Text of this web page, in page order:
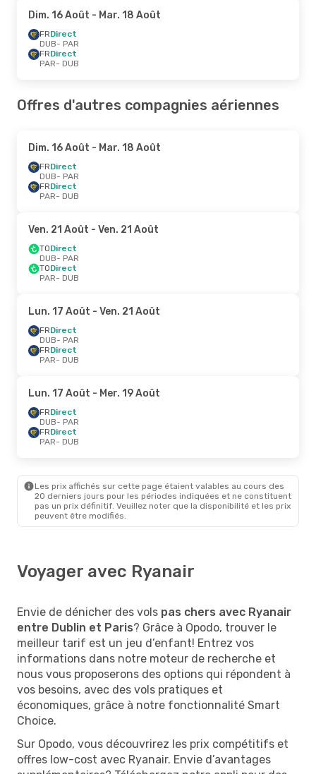
Dim. 16 Août - Mar. 18 Août
FRDirect
DUB- PAR
FRDirect
PAR- DUB
Offres d'autres compagnies aériennes
Dim. 16 Août - Mar. 18 Août
FRDirect
DUB- PAR
FRDirect
PAR- DUB
Ven. 21 Août - Ven. 21 Août
TODirect
DUB- PAR
TODirect
PAR- DUB
Lun. 17 Août - Ven. 21 Août
FRDirect
DUB- PAR
FRDirect
PAR- DUB
Lun. 17 Août - Mer. 19 Août
FRDirect
DUB- PAR
FRDirect
PAR- DUB
Les prix affichés sur cette page étaient valables au cours des
20 derniers jours pour les périodes indiquées et ne constituent
pas un prix définitif. Veuillez noter que la disponibilité et les prix
peuvent être modifiés.
Voyager avec Ryanair
Envie de dénicher des vols pas chers avec Ryanair
entre Dublin et Paris? Grâce à Opodo, trouver le
meilleur tarif est un jeu d’enfant! Entrez vos
informations dans notre moteur de recherche et
nous vous proposerons des options qui répondent à
vos besoins, avec des vols pratiques et
économiques, grâce à notre fonctionnalité Smart
Choice.
Sur Opodo, vous découvrirez les prix compétitifs et
offres low-cost avec Ryanair. Envie d’avantages